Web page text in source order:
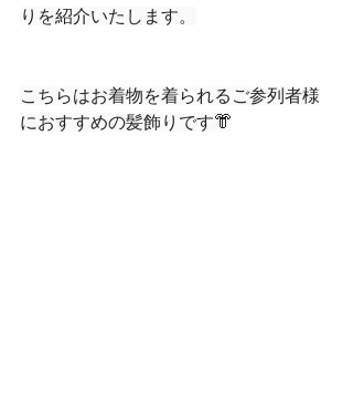
りを紹介いたします。
こちらはお着物を着られるご参列者様
におすすめの髪飾りです👘